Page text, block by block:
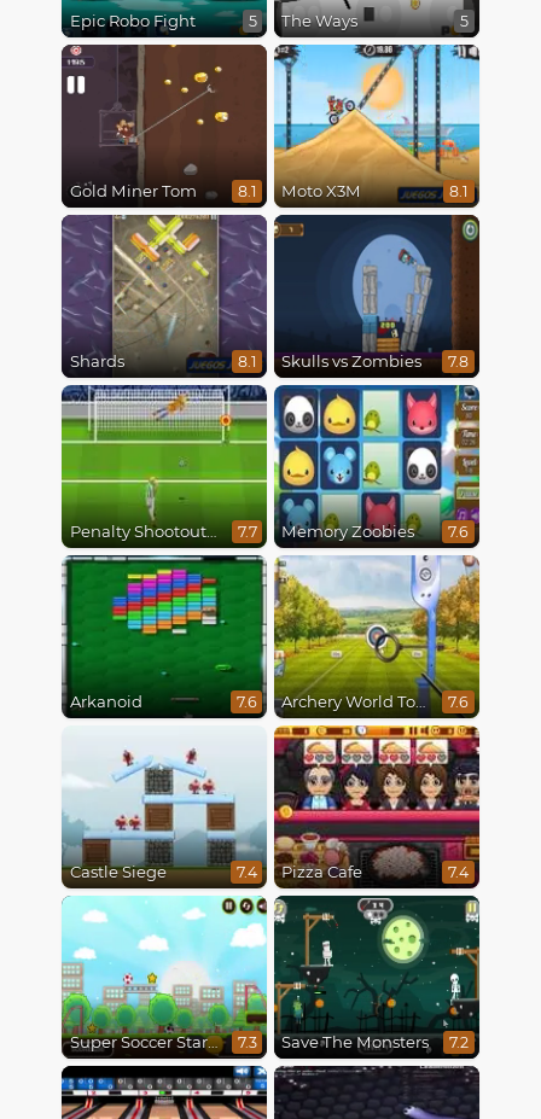
Epic Robo Fight 5 The Ways 5
Gold Miner Tom 8.1 Moto X3M 8.1
Shards 8.1 Skulls vs Zombies 7.8
Penalty Shootout Multi League 7.7 Memory Zoobies 7.6
Arkanoid 7.6 Archery World Tour 7.6
Castle Siege 7.4 Pizza Cafe 7.4
Super Soccer Star 2 7.3 Save The Monsters 7.2